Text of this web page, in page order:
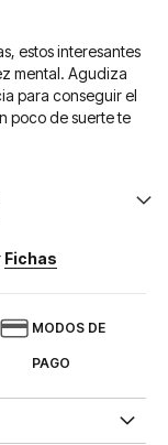
estos interesantes
mental. Agudiza
para conseguir el
poco de suerte te
Fichas
MODOS DE
PAGO